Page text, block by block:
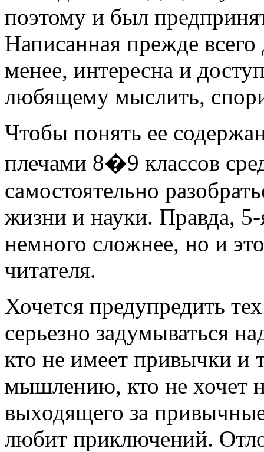
поэтому и был
Написанная прежде
менее, интересна и
любящему мыслить,
Чтобы понять ее
плечами 8�9 классов
самостоятельно
жизни и науки. Правда, 5-
немного сложнее, но и
читателя.
Хочется предупредить
серьезно задумываться
кто не имеет привычки и
мышлению, кто не хочет
выходящего за
любит приключений.